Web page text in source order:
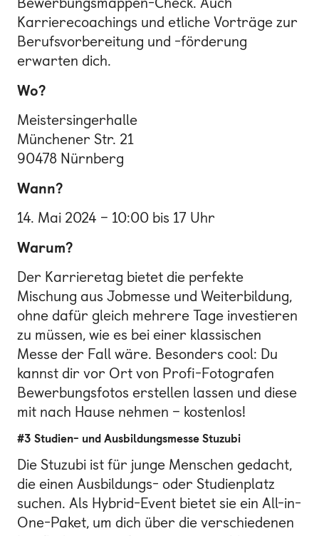
Karrierecoachings und etliche Vorträge zur
Berufsvorbereitung und -förderung
erwarten dich.
Wo?
Meistersingerhalle
Münchener Str. 21
90478 Nürnberg
Wann?
14. Mai 2024 – 10:00 bis 17 Uhr
Warum?
Der Karrieretag bietet die perfekte
Mischung aus Jobmesse und Weiterbildung,
ohne dafür gleich mehrere Tage investieren
zu müssen, wie es bei einer klassischen
Messe der Fall wäre. Besonders cool: Du
kannst dir vor Ort von Profi-Fotografen
Bewerbungsfotos erstellen lassen und diese
mit nach Hause nehmen – kostenlos!
#3 Studien- und Ausbildungsmesse Stuzubi
Die Stuzubi ist für junge Menschen gedacht,
die einen Ausbildungs- oder Studienplatz
suchen. Als Hybrid-Event bietet sie ein All-in-
One-Paket, um dich über die verschiedenen